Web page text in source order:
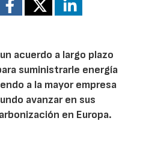
acuerdo a largo plazo
suministrarle energía
a la mayor empresa
avanzar en sus
en Europa.